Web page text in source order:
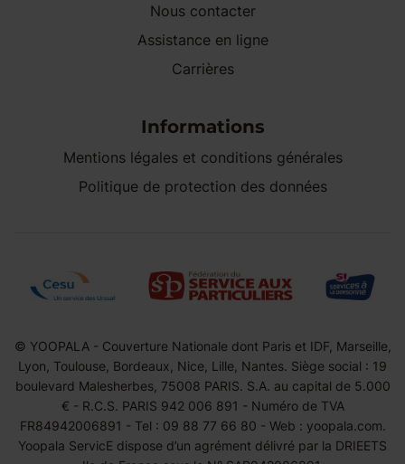
Nous contacter
Assistance en ligne
Carrières
Informations
Mentions légales et conditions générales
Politique de protection des données
© YOOPALA - Couverture Nationale dont Paris et IDF, Marseille,
Lyon, Toulouse, Bordeaux, Nice, Lille, Nantes. Siège social : 19
boulevard Malesherbes, 75008 PARIS. S.A. au capital de 5.000
€ - R.C.S. PARIS 942 006 891 - Numéro de TVA
FR84942006891 - Tel : 09 88 77 66 80 - Web : yoopala.com.
Yoopala ServicE dispose d’un agrément délivré par la DRIEETS